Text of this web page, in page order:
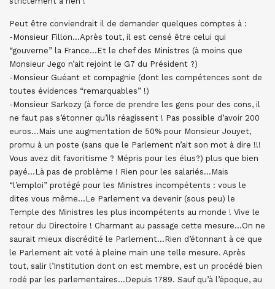
Peut être conviendrait il de demander quelques comptes à :
-Monsieur Fillon…Après tout, il est censé être celui qui
“gouverne” la France…Et le chef des Ministres (à moins que
Monsieur Jego n’ait rejoint le G7 du Président ?)
-Monsieur Guéant et compagnie (dont les compétences sont de
toutes évidences “remarquables” !)
-Monsieur Sarkozy (à force de prendre les gens pour des cons, il
ne faut pas s’étonner qu’ils réagissent ! Pas possible d’avoir 200
euros…Mais une augmentation de 50% pour Monsieur Jouyet,
promu à un poste (sans que le Parlement n’ait son mot à dire !!!
Vous avez dit favoritisme ? Mépris pour les élus?) plus que bien
payé…Là pas de problème ! Rien pour les salariés…Mais
“l’emploi” protégé pour les Ministres incompétents : vous le
dites vous même…Le Parlement va devenir (sous peu) le
Temple des Ministres les plus incompétents au monde ! Vive le
retour du Directoire ! Charmant au passage cette mesure…On ne
saurait mieux discrédité le Parlement…Rien d’étonnant à ce que
le Parlement ait voté à pleine main une telle mesure. Après
tout, salir l’Institution dont on est membre, est un procédé bien
rodé par les parlementaires…Depuis 1789. Sauf qu’à l’époque, au